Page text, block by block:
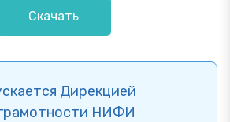
Скачать
Дирекцией
НИФИ